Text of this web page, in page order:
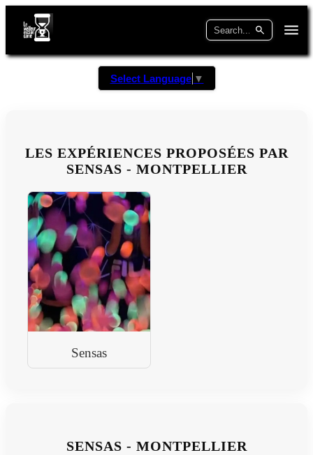
Select Language ▼
LES EXPÉRIENCES PROPOSÉES PAR
SENSAS - MONTPELLIER
Sensas
SENSAS - MONTPELLIER